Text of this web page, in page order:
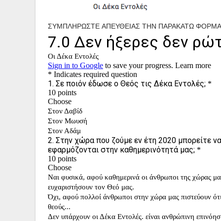
ΣΥΜΠΛΗΡΩΣΤΕ ΑΠΕΥΘΕΙΑΣ ΤΗΝ ΠΑΡΑΚΑΤΩ